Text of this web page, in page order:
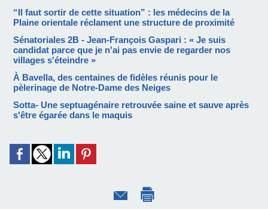
“Il faut sortir de cette situation” : les médecins de la
Plaine orientale réclament une structure de proximité
Sénatoriales 2B - Jean-François Gaspari : « Je suis
candidat parce que je n'ai pas envie de regarder nos
villages s'éteindre »
À Bavella, des centaines de fidèles réunis pour le
pèlerinage de Notre-Dame des Neiges
Sotta- Une septuagénaire retrouvée saine et sauve après
s'être égarée dans le maquis